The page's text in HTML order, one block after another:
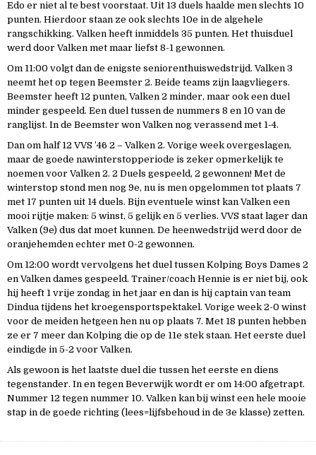
Edo er niet al te best voorstaat. Uit 13 duels haalde men slechts 10
punten. Hierdoor staan ze ook slechts 10e in de algehele
rangschikking. Valken heeft inmiddels 35 punten. Het thuisduel
werd door Valken met maar liefst 8-1 gewonnen.
Om 11:00 volgt dan de enigste seniorenthuiswedstrijd. Valken 3
neemt het op tegen Beemster 2. Beide teams zijn laagvliegers.
Beemster heeft 12 punten, Valken 2 minder, maar ook een duel
minder gespeeld. Een duel tussen de nummers 8 en 10 van de
ranglijst. In de Beemster won Valken nog verassend met 1-4.
Dan om half 12 VVS ’46 2 – Valken 2. Vorige week overgeslagen,
maar de goede nawinterstopperiode is zeker opmerkelijk te
noemen voor Valken 2. 2 Duels gespeeld, 2 gewonnen! Met de
winterstop stond men nog 9e, nu is men opgelommen tot plaats 7
met 17 punten uit 14 duels. Bijn eventuele winst kan Valken een
mooi rijtje maken: 5 winst, 5 gelijk en 5 verlies. VVS staat lager dan
Valken (9e) dus dat moet kunnen. De heenwedstrijd werd door de
oranjehemden echter met 0-2 gewonnen.
Om 12:00 wordt vervolgens het duel tussen Kolping Boys Dames 2
en Valken dames gespeeld. Trainer/coach Hennie is er niet bij, ook
hij heeft 1 vrije zondag in het jaar en dan is hij captain van team
Dindua tijdens het kroegensportspektakel. Vorige week 2-0 winst
voor de meiden hetgeen hen nu op plaats 7. Met 18 punten hebben
ze er 7 meer dan Kolping die op de 11e stek staan. Het eerste duel
eindigde in 5-2 voor Valken.
Als gewoon is het laatste duel die tussen het eerste en diens
tegenstander. In en tegen Beverwijk wordt er om 14:00 afgetrapt.
Nummer 12 tegen nummer 10. Valken kan bij winst een hele mooie
stap in de goede richting (lees=lijfsbehoud in de 3e klasse) zetten.